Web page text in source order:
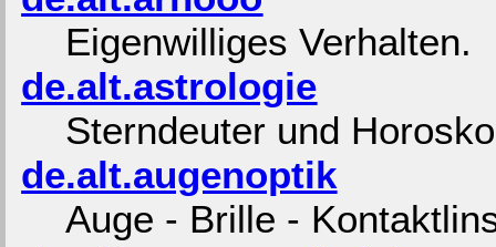
Eigenwilliges Verhalten.
de.alt.astrologie
Sterndeuter und
de.alt.augenoptik
Auge - Brille -